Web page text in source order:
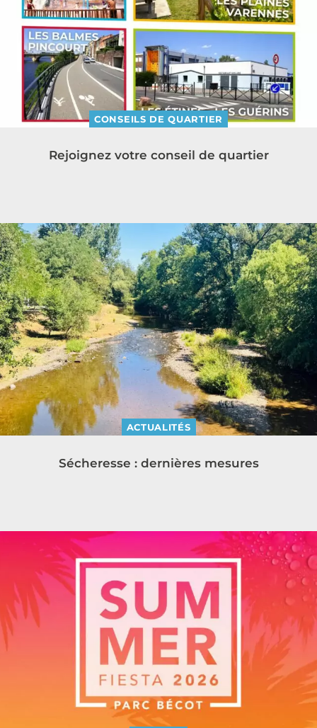
CONSEILS DE QUARTIER
Rejoignez votre conseil de quartier
ACTUALITÉS
Sécheresse : dernières mesures